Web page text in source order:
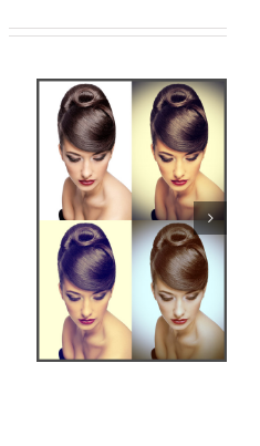
Qual o melhor monitor
para tratamento de
imagem?